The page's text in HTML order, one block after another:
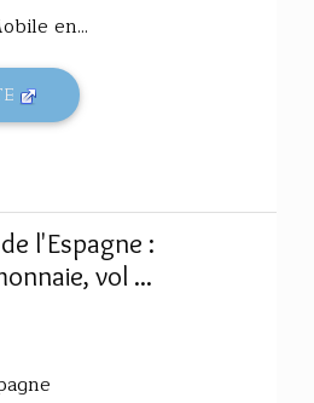
en...
l'Espagne :
vol ...